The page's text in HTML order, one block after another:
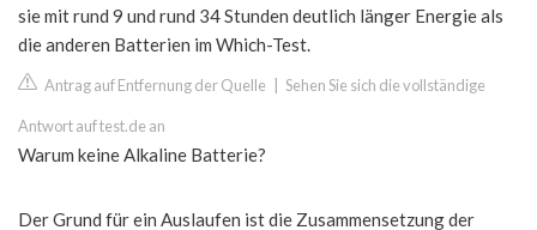
sie mit rund 9 und rund 34 Stunden deutlich länger Energie als
die anderen Batterien im Which-Test.
Antrag auf Entfernung der Quelle Sehen Sie sich die vollständige
Antwort auf test.de an
Warum keine Alkaline Batterie?
Der Grund für ein Auslaufen ist die Zusammensetzung der